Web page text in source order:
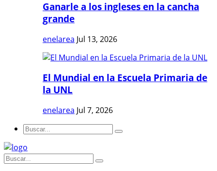
Ganarle a los ingleses en la cancha
grande
enelarea Jul 13, 2026
El Mundial en la Escuela Primaria de
la UNL
enelarea Jul 7, 2026